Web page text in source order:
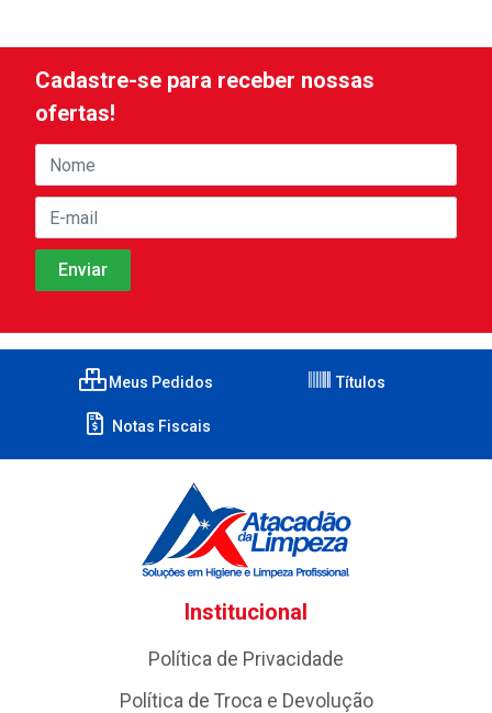
Cadastre-se para receber nossas
ofertas!
Meus Pedidos Títulos
Notas Fiscais
Institucional
Política de Privacidade
Política de Troca e Devolução